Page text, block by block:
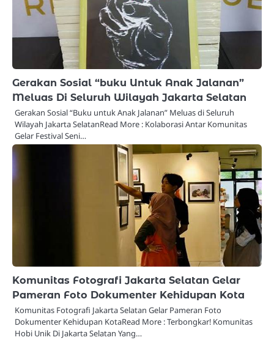
Gerakan Sosial “buku Untuk Anak Jalanan”
Meluas Di Seluruh Wilayah Jakarta Selatan
Gerakan Sosial “Buku untuk Anak Jalanan” Meluas di Seluruh
Wilayah Jakarta SelatanRead More : Kolaborasi Antar Komunitas
Gelar Festival Seni…
Komunitas Fotografi Jakarta Selatan Gelar
Pameran Foto Dokumenter Kehidupan Kota
Komunitas Fotografi Jakarta Selatan Gelar Pameran Foto
Dokumenter Kehidupan KotaRead More : Terbongkar! Komunitas
Hobi Unik Di Jakarta Selatan Yang…